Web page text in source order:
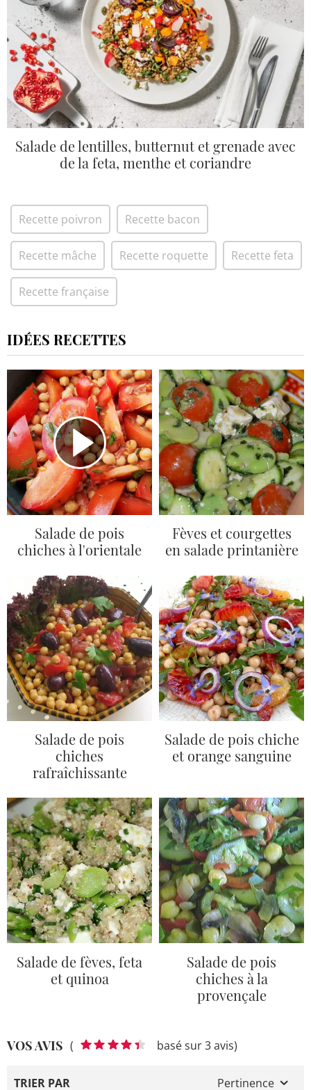
Salade de lentilles, butternut et grenade avec
de la feta, menthe et coriandre
Recette poivron Recette bacon
Recette mâche Recette roquette Recette feta
Recette française
IDÉES RECETTES
Salade de pois
chiches à l'orientale
Fèves et courgettes
en salade printanière
Salade de pois
chiches
rafraîchissante
Salade de pois chiche
et orange sanguine
Salade de fèves, feta
et quinoa
Salade de pois
chiches à la
provençale
VOS AVIS ( basé sur 3 avis)
TRIER PAR Pertinence